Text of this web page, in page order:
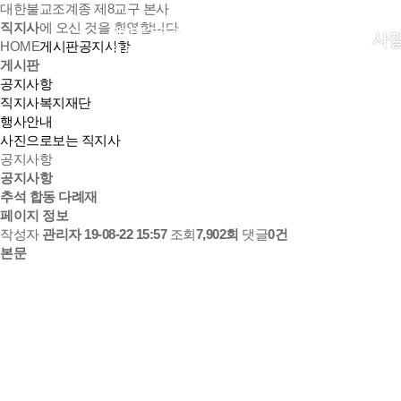
사
대한불교조계종 제8교구 본사
직지사에 오신 것을 환영합니다.
HOME게시판공지사항
게시판
공지사항
직지사복지재단
행사안내
사진으로보는 직지사
공지사항
공지사항
추석 합동 다례재
페이지 정보
작성자 관리자 19-08-22 15:57조회 7,902회 댓글0건
본문